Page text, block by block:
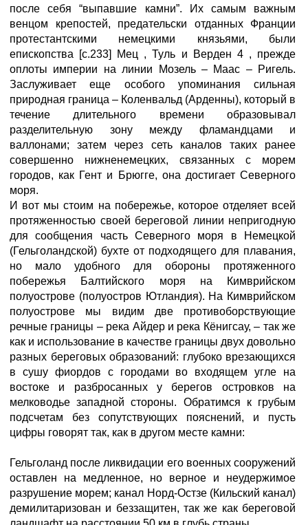
после себя “выпавшие камни”. Их самым важным
венцом крепостей, предательски отданных Франции
протестантскими немецкими князьями, были
епископства [с.233] Мец , Туль и Верден 4 , прежде
оплоты империи на линии Мозель – Маас – Ригель.
Заслуживает еще особого упоминания сильная
природная граница – Коленвальд (Арденны), который в
течение длительного времени образовывал
разделительную зону между фламандцами и
валлонами; затем через сеть каналов таких ранее
совершенно нижненемецких, связанных с морем
городов, как Гент и Брюгге, она достигает Северного
моря.
И вот мы стоим на побережье, которое отделяет всей
протяженностью своей береговой линии непригодную
для сообщения часть Северного моря в Немецкой
(Гельголандской) бухте от подходящего для плавания,
но мало удобного для обороны протяженного
побережья Балтийского моря на Кимврийском
полуострове (полуостров Ютландия). На Кимврийском
полуострове мы видим две противоборствующие
речные границы – река Айдер и река Кёнигсау, – так же
как и использование в качестве границы двух довольно
разных береговых образований: глубоко врезающихся
в сушу фиордов с городами во входящем угле на
востоке и разбросанных у берегов островков на
мелководье западной стороны. Обратимся к грубым
подсчетам без сопутствующих пояснений, и пусть
цифры говорят так, как в другом месте камни:
Гельголанд после ликвидации его военных сооружений
оставлен на медленное, но верное и неудержимое
разрушение морем; канал Норд-Остзе (Кильский канал)
демилитаризован и беззащитен, так же как береговой